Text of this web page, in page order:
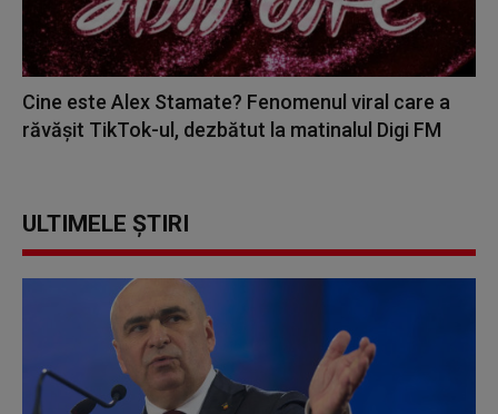
Cine este Alex Stamate? Fenomenul viral care a
răvășit TikTok-ul, dezbătut la matinalul Digi FM
ULTIMELE ȘTIRI